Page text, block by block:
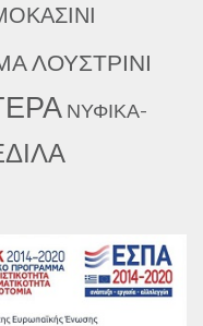
ΛΟΥΣΤΡΙΝΙ
ΝΥΦΙΚΑ-